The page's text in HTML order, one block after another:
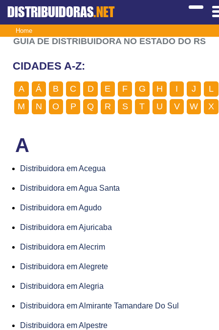
DISTRIBUIDORAS.NET
Home
GUIA DE DISTRIBUIDORA NO ESTADO DO RS
CIDADES A-Z:
A Á B C D E F G H I J
L
M
N O P Q R S T U V W X
A
Distribuidora em Acegua
Distribuidora em Agua Santa
Distribuidora em Agudo
Distribuidora em Ajuricaba
Distribuidora em Alecrim
Distribuidora em Alegrete
Distribuidora em Alegria
Distribuidora em Almirante Tamandare Do Sul
Distribuidora em Alpestre